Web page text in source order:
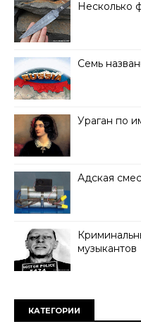
Несколько
Семь
Ураган по
Адская
музыкантов
КАТЕГОРИИ